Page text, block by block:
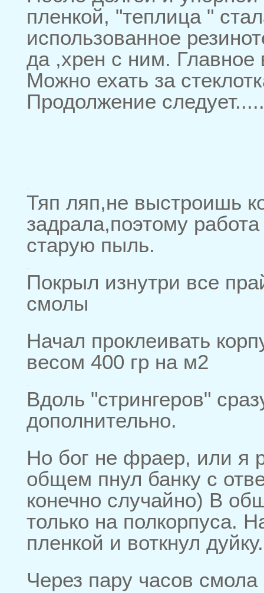
пленкой, "теплица "
использованное
да ,хрен с ним. Главное
Можно ехать за
Продолжение
Тяп ляп,не выстроишь
задрала,поэтому
старую пыль.
Покрыл изнутри все
смолы
Начал проклеивать
весом 400 гр на м2
Вдоль "стрингеров"
дополнительно.
Но бог не фраер, или я
общем пнул банку с
конечно случайно) В
только на полкорпуса.
пленкой и воткнул дуйку.
Через пару часов